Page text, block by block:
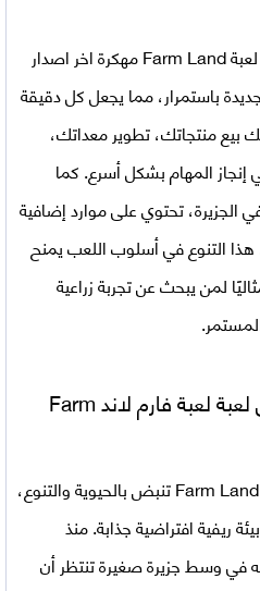
لعبة Farm Land مهكرة اخر اصدار
باستمرار، مما يجعل كل دقيقة
بيع منتجاتك، تطوير معداتك،
المهام بشكل أسرع. كما
تحتوي على موارد إضافية
التنوع في أسلوب اللعب يمنح
لمن يبحث عن تجربة زراعية
الحياة الزراعية المتكاملة في لعبة لعبة فارم لاند Farm
الحياة الزراعية في لعبة فارم لاند Farm Land تنبض بالحيوية والتنوع،
ريفية افتراضية جذابة. منذ
في وسط جزيرة صغيرة تنتظر أن